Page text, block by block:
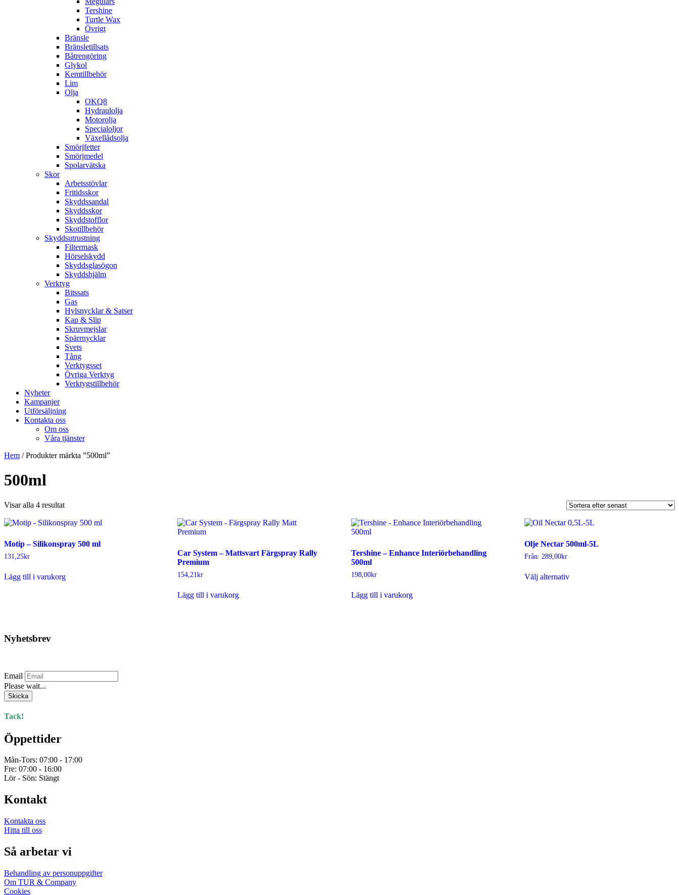
Tershine
Turtle Wax
Övrigt
Bränsle
Bränsletillsats
Båtrengöring
Glykol
Kemtillbehör
Lim
Olja
OKQ8
Hydraulolja
Motorolja
Specialoljor
Växellådsolja
Smörjfetter
Smörjmedel
Spolarvätska
Skor
Arbetsstövlar
Fritidsskor
Skyddssandal
Skyddsskor
Skyddstofflor
Skotillbehör
Skyddsutrustning
Filtermask
Hörselskydd
Skyddsglasögon
Skyddshjälm
Verktyg
Bitssats
Gas
Hylsnycklar & Satser
Kap & Slip
Skruvmejslar
Spärrnycklar
Svets
Tång
Verktygsset
Övriga Verktyg
Verktygstillbehör
Nyheter
Kampanjer
Utförsäljning
Kontakta oss
Om oss
Våra tjänster
Hem / Produkter märkta ”500ml”
500ml
Visar alla 4 resultatSortera
senaste
Motip – Silikonspray 500 ml
131,25kr
Lägg till i varukorg
Car System – Mattsvart Färgspray Rally
Premium
154,21kr
Lägg till i varukorg
Tershine – Enhance Interiörbehandling
500ml
198,00kr
Lägg till i varukorg
Olje Nectar 500ml-5L
Från: 289,00kr
Välj alternativhär
Nyhetsbrev
Email
Please wait...
Skicka
Tack!
Öppettider
Mån-Tors: 07:00 - 17:00
Fre: 07:00 - 16:00
Lör - Sön: Stängt
Kontakt
Kontakta oss
Hitta till oss
Så arbetar vi
Behandling av personuppgifter
Om TUR & Company
Cookies